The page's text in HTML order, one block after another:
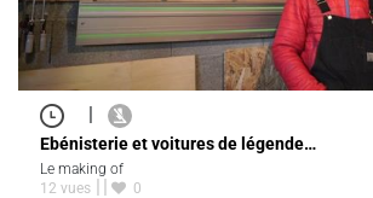
|
Ebénisterie et voitures de légende…
Le making of
12 vues
0